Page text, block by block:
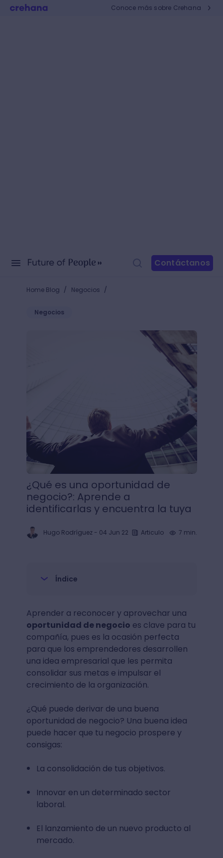
Conoce más sobre Crehana
Contáctanos
Home Blog / Negocios /
Negocios
¿Qué es una oportunidad de negocio?: Aprende a
¿Qué es una oportunidad de
negocio?: Aprende a
identificarlas y encuentra la tuya
Hugo Rodríguez- 04 Jun 22 Articulo 7 min.
Índice
Aprender a reconocer y aprovechar una
oportunidad de negocio es clave para tu
compañía, pues es la ocasión perfecta
para que los emprendedores desarrollen
una idea empresarial que les permita
consolidar sus metas e impulsar el
crecimiento de la organización.
¿Qué puede derivar de una buena
oportunidad de negocio? Una buena idea
puede hacer que tu negocio prospere y
consigas:
La consolidación de tus objetivos.
Innovar en un determinado sector
laboral.
El lanzamiento de un nuevo producto al
mercado.